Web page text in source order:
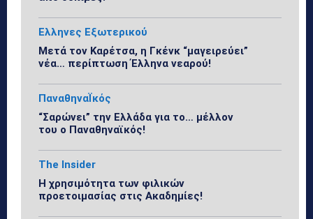
Ελληνες Εξωτερικού
Μετά τον Καρέτσα, η Γκένκ “μαγειρεύει”
νέα… περίπτωση Έλληνα νεαρού!
ΠαναθηναΪκός
“Σαρώνει” την Ελλάδα για το… μέλλον
του ο Παναθηναϊκός!
The Insider
Η χρησιμότητα των φιλικών
προετοιμασίας στις Ακαδημίες!